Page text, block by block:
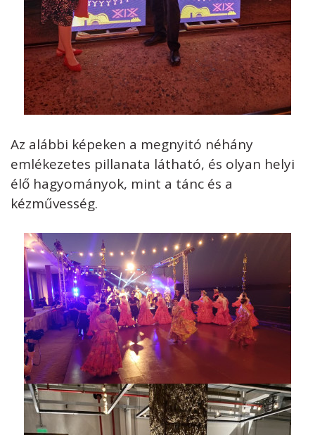
Az alábbi képeken a megnyitó néhány
emlékezetes pillanata látható, és olyan helyi
élő hagyományok, mint a tánc és a
kézművesség.